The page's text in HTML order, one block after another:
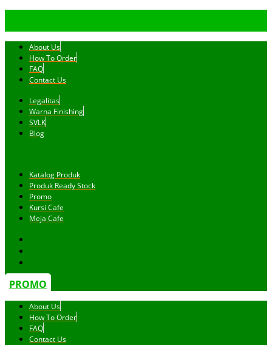
About Us
How To Order
FAQ
Contact Us
Legalitas
Warna Finishing
SVLK
Blog
Katalog Produk
Produk Ready Stock
Promo
Kursi Cafe
Meja Cafe
PROMO
About Us
How To Order
FAQ
Contact Us